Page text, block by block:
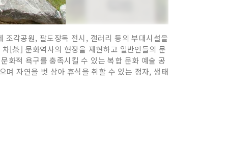
각공원, 팔도장독 전시, 갤러리 등의 부대시설을
[茶] 문화역사의 현장을 재현하고 일반인들의 문
화적 욕구를 충족시킬 수 있는 복합 문화 예술 공
며 자연을 벗 삼아 휴식을 취할 수 있는 정자, 생태